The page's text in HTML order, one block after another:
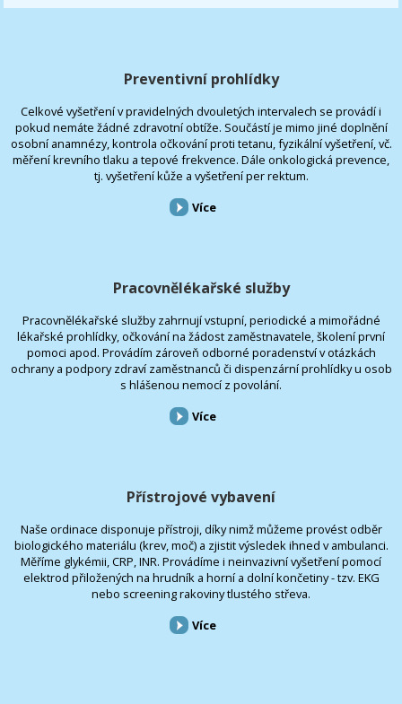
Preventivní prohlídky
Celkové vyšetření v pravidelných dvouletých intervalech se provádí i
pokud nemáte žádné zdravotní obtíže. Součástí je mimo jiné doplnění
osobní anamnézy, kontrola očkování proti tetanu, fyzikální vyšetření, vč.
měření krevního tlaku a tepové frekvence. Dále onkologická prevence,
tj. vyšetření kůže a vyšetření per rektum.
Více
Pracovnělékařské služby
Pracovnělékařské služby zahrnují vstupní, periodické a mimořádné
lékařské prohlídky, očkování na žádost zaměstnavatele, školení první
pomoci apod. Provádím zároveň odborné poradenství v otázkách
ochrany a podpory zdraví zaměstnanců či dispenzární prohlídky u osob
s hlášenou nemocí z povolání.
Více
Přístrojové vybavení
Naše ordinace disponuje přístroji, díky nimž můžeme provést odběr
biologického materiálu (krev, moč) a zjistit výsledek ihned v ambulanci.
Měříme glykémii, CRP, INR. Provádíme i neinvazivní vyšetření pomocí
elektrod přiložených na hrudník a horní a dolní končetiny - tzv. EKG
nebo screening rakoviny tlustého střeva.
Více